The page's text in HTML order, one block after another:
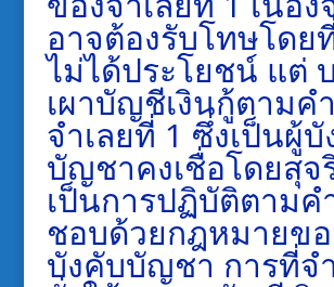
อาจต้องรับโทษโดย
ไม่ได้ประโยชน์ แต่
เผาบัญชีเงินกู้ตามค
จำเลยที่ 1 ซึ่งเป็นผู้
บัญชาคงเชื่อโดยสุจ
เป็นการปฏิบัติตามค
ชอบด้วยกฎหมายข
บังคับบัญชา การที่จ